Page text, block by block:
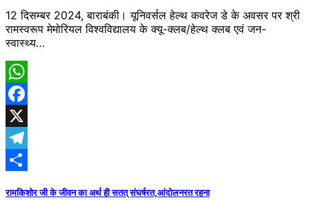
12 दिसम्बर 2024, बाराबंकी। यूनिवर्सल हेल्थ कवरेज डे के अवसर पर श्री
रामस्वरूप मेमोरियल विश्वविद्यालय के क्यू-क्लब/हेल्थ क्लब एवं जन-
स्वास्थ्य…
WhatsApp
Facebook
X
Telegram
रामकिशोर जी के जीवन का अर्थ ही सतत् संघर्षरत,आंदोलनरत रहना